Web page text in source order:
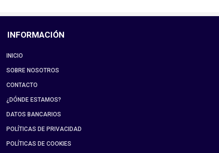
INFORMACIÓN
INICIO
SOBRE NOSOTROS
CONTACTO
¿DÓNDE ESTAMOS?
DATOS BANCARIOS
POLÍTICAS DE PRIVACIDAD
POLÍTICAS DE COOKIES